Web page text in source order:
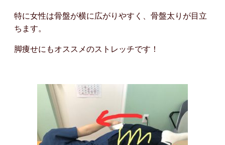
特に女性は骨盤が横に広がりやすく、骨盤太りが目立
ちます。
脚痩せにもオススメのストレッチです！